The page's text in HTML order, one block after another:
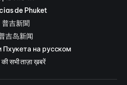
de Phuket
普吉新聞
吉岛新闻
Пхукета на русском
सभी ताज़ा ख़बरें